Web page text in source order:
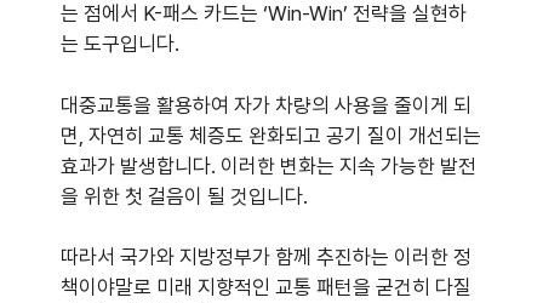
는 점에서 K-패스 카드는 ‘Win-Win’ 전략을 실현하
는 도구입니다.
대중교통을 활용하여 자가 차량의 사용을 줄이게 되
면, 자연히 교통 체증도 완화되고 공기 질이 개선되는
효과가 발생합니다. 이러한 변화는 지속 가능한 발전
을 위한 첫 걸음이 될 것입니다.
따라서 국가와 지방정부가 함께 추진하는 이러한 정
책이야말로 미래 지향적인 교통 패턴을 굳건히 다질